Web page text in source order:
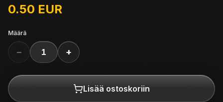
0.50 EUR
Määrä
− 1 +
Lisää ostoskoriin